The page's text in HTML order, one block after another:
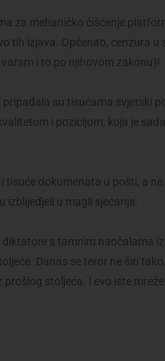
za mehaničko čišćenje
tih izjava. Općenito, cenzura
i to po njihovom zakonu)!
su tisućama svjetski
i pozicijom, koja je
tisuće dokumenata u pošti, a
izblijedjeli u magli sjećanja.
diktatore s tamnim naočalama
Danas se teror ne širi
stoljeća. I evo iste